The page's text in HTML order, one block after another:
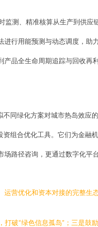
监测、精准核算从生产到供应
行用能预测与动态调度，助
品全生命周期追踪与回收再
同绿化方案对城市热岛效应
组合优化工具。它们为金融
场路径咨询，更通过数字化平
营优化和资本对接的完整生
破“绿色信息孤岛”；三是鼓